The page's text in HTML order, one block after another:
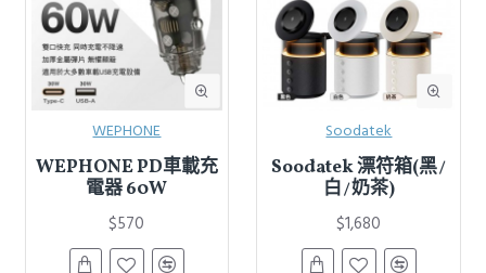
WEPHONE
WEPHONE PD車載充
電器 60W
$570
Soodatek
Soodatek 漂符箱(黑∕
白∕奶茶)
$1,680